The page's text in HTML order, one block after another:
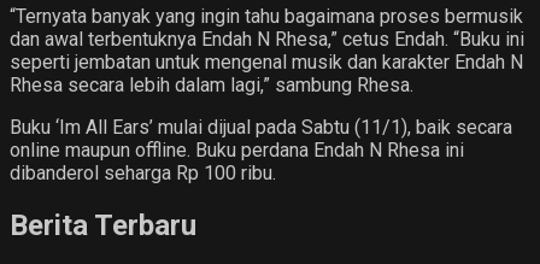
“Ternyata banyak yang ingin tahu bagaimana proses bermusik
dan awal terbentuknya Endah N Rhesa,” cetus Endah. “Buku ini
seperti jembatan untuk mengenal musik dan karakter Endah N
Rhesa secara lebih dalam lagi,” sambung Rhesa.
Buku ‘Im All Ears’ mulai dijual pada Sabtu (11/1), baik secara
online maupun offline. Buku perdana Endah N Rhesa ini
dibanderol seharga Rp 100 ribu.
Berita Terbaru